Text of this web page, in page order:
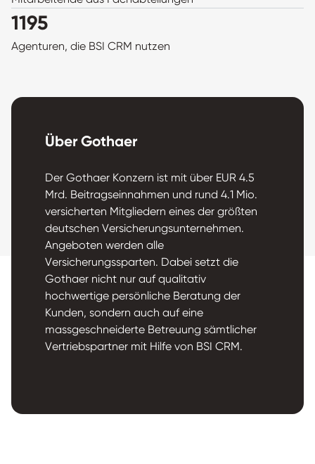
1195
Agenturen, die BSI CRM nutzen
Über Gothaer
Der Gothaer Konzern ist mit über EUR 4.5
Mrd. Beitragseinnahmen und rund 4.1 Mio.
versicherten Mitgliedern eines der größten
deutschen Versicherungsunternehmen.
Angeboten werden alle
Versicherungssparten. Dabei setzt die
Gothaer nicht nur auf qualitativ
hochwertige persönliche Beratung der
Kunden, sondern auch auf eine
massgeschneiderte Betreuung sämtlicher
Vertriebspartner mit Hilfe von BSI CRM.